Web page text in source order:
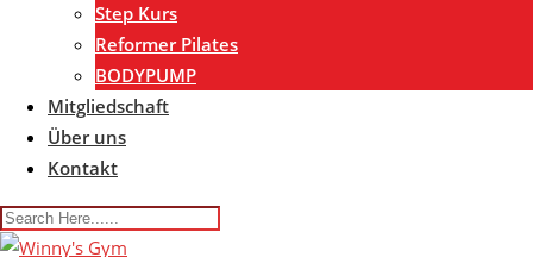
Step Kurs
Reformer Pilates
BODYPUMP
Mitgliedschaft
Über uns
Kontakt